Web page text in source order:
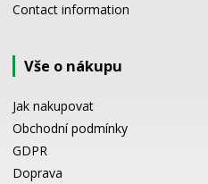
Contact information
Vše o nákupu
Jak nakupovat
Obchodní podmínky
GDPR
Doprava